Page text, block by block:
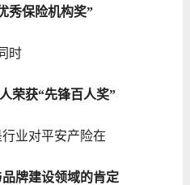
秀保险机构奖”
时
荣获“先锋百人奖”
业对平安产险在
牌建设领域的肯定